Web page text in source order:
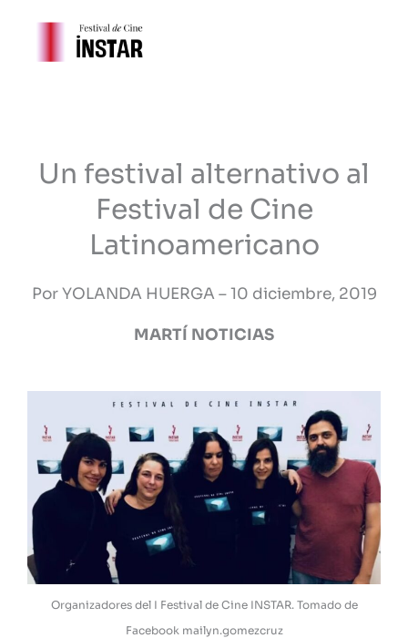
contenido
Un festival alternativo al
Festival de Cine
Latinoamericano
Por YOLANDA HUERGA – 10 diciembre, 2019
MARTÍ NOTICIAS
Organizadores del I Festival de Cine INSTAR. Tomado de
Facebook mailyn.gomezcruz